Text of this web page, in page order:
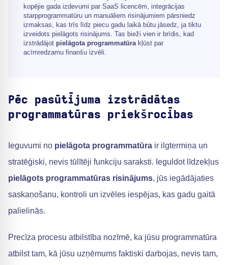
kopējie gada izdevumi par SaaS licencēm, integrācijas
starpprogrammatūru un manuāliem risinājumiem pārsniedz
izmaksas, kas trīs līdz piecu gadu laikā būtu jāsedz, ja tiktu
izveidots pielāgots risinājums. Tas bieži vien ir brīdis, kad
izstrādājot pielāgota programmatūrakļūst par
acīmredzamu finanšu izvēli.
Pēc pasūtījuma izstrādātas
programmatūras priekšrocības
Ieguvumi no pielāgota programmatūra ir ilgtermiņa un
stratēģiski, nevis tūlītēji funkciju saraksti. Ieguldot līdzekļus
pielāgots programmatūras risinājums, jūs iegādājaties
saskaņošanu, kontroli un izvēles iespējas, kas gadu gaitā
palielinās.
Precīza procesu atbilstība nozīmē, ka jūsu programmatūra
atbilst tam, kā jūsu uzņēmums faktiski darbojas, nevis tam,